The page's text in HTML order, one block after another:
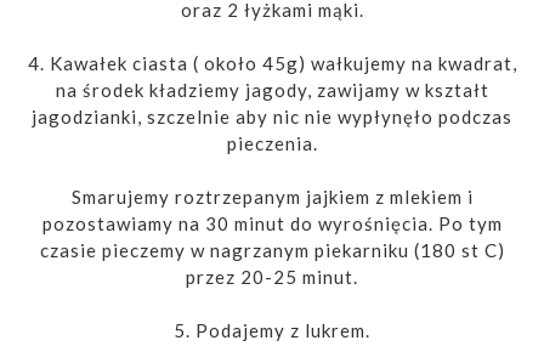
oraz 2 łyżkami mąki.
4. Kawałek ciasta ( około 45g) wałkujemy na kwadrat,
na środek kładziemy jagody, zawijamy w kształt
jagodzianki, szczelnie aby nic nie wypłynęło podczas
pieczenia.
Smarujemy roztrzepanym jajkiem z mlekiem i
pozostawiamy na 30 minut do wyrośnięcia. Po tym
czasie pieczemy w nagrzanym piekarniku (180 st C)
przez 20-25 minut.
5. Podajemy z lukrem.